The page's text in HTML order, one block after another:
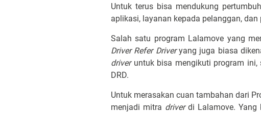
Untuk terus bisa mendukung
aplikasi, layanan kepada pelanggan,
Salah satu program Lalamove yang
Driver Refer Driveryang juga biasa
driveruntuk bisa mengikuti program ini,
DRD.
Untuk merasakan cuan tambahan dari
menjadi mitra driverdi Lalamove. Yang